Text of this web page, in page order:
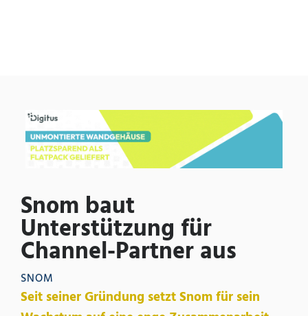
Snom baut
Unterstützung für
Channel-Partner aus
SNOM
Seit seiner Gründung setzt Snom für sein